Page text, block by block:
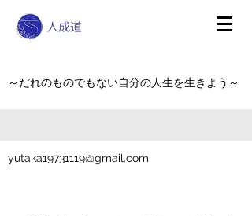
～だれのものでもない自分の人生を生きよう～
yutaka19731119@gmail.com